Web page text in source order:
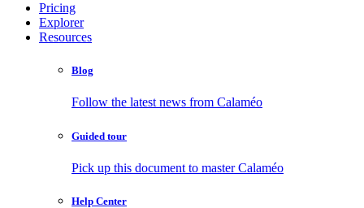
Pricing
Explorer
Resources
Blog
Follow the latest news from Calaméo
Guided tour
Pick up this document to master Calaméo
Help Center